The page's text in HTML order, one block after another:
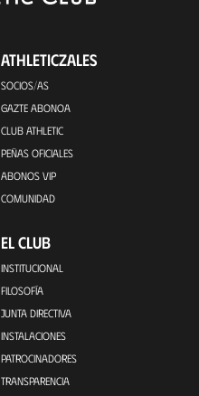
ATHLETICZALES
SOCIOS/AS
GAZTE ABONOA
CLUB ATHLETIC
PEÑAS OFICIALES
ABONOS VIP
COMUNIDAD
EL CLUB
INSTITUCIONAL
FILOSOFÍA
JUNTA DIRECTIVA
INSTALACIONES
PATROCINADORES
TRANSPARENCIA